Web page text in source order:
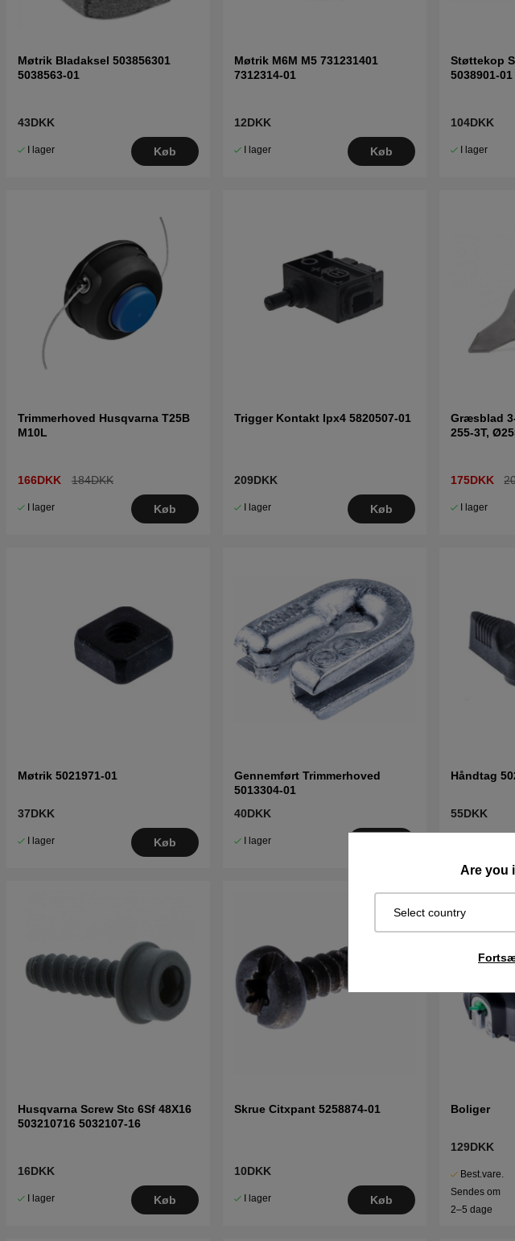
Are you
Select country
Møtrik Bladaksel 503856301
5038563-01
43DKK
I lager Køb
Møtrik M6M M5 731231401
7312314-01
12DKK
I lager Køb
Støttekop
5038901-01
104DKK
I lager
Trimmerhoved Husqvarna T25B
M10L
166DKK 184DKK
I lager Køb
Trigger Kontakt Ipx4 5820507-01
209DKK
I lager Køb
Græsblad
255-3T,
175DKK
I lager
Møtrik 5021971-01
37DKK
I lager Køb
Gennemført Trimmerhoved
5013304-01
40DKK
I lager
Håndtag
55DKK
Husqvarna Screw Stc 6Sf 48X16
503210716 5032107-16
16DKK
I lager Køb
Skrue Citxpant 5258874-01
10DKK
I lager Køb
Nyhed
Boliger
129DKK
Best.vare.
Sendes om
2–5 dage